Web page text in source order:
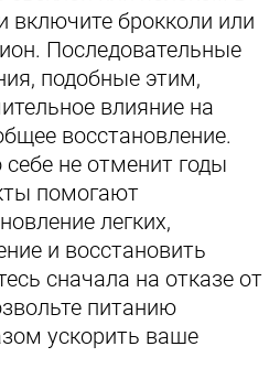
включите брокколи или
Последовательные
подобные этим,
влияние на
восстановление.
не отменит годы
помогают
легких,
и восстановить
сначала на отказе от
питанию
ускорить ваше